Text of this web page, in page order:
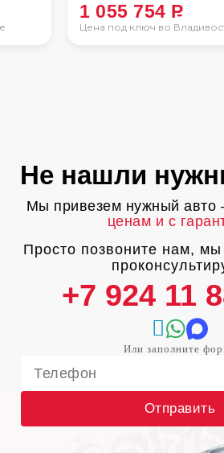
Цена под ключ во
1 055 754 P
Не нашли
Мы привезем нужный
ценам и с
Просто позвоните нам,
+7 924 11
Отправить